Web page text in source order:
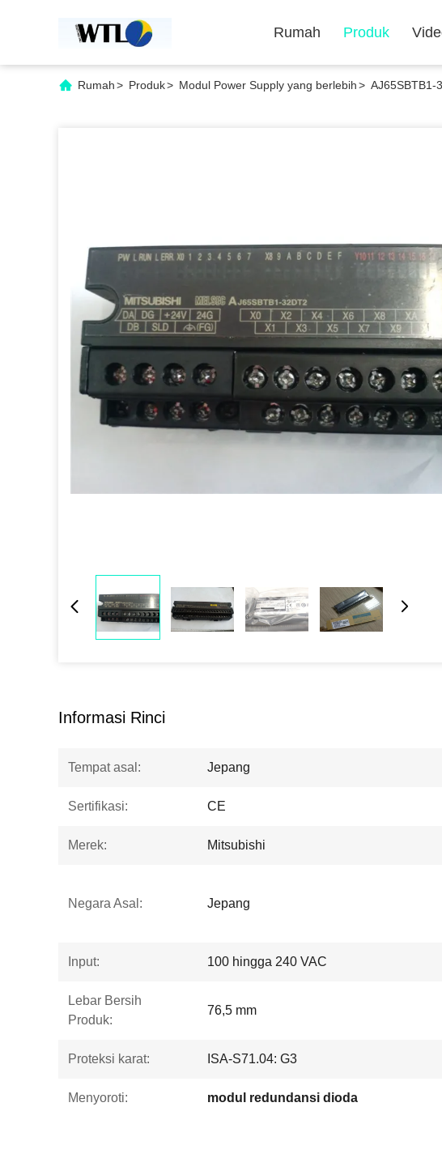
Rumah Produk
Rumah> Produk> Modul Power Supply yang berlebih> AJ65SBTB1-
Informasi Rinci
Tempat asal: Jepang
Sertifikasi: CE
Merek: Mitsubishi
Negara Asal: Jepang
Input: 100 hingga 240 VAC
Lebar Bersih
Produk:
76,5 mm
Proteksi karat: ISA-S71.04: G3
Menyoroti: modul redundansi dioda